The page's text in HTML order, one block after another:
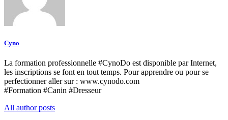
Cyno
La formation professionnelle #CynoDo est disponible par Internet,
les inscriptions se font en tout temps. Pour apprendre ou pour se
perfectionner aller sur : www.cynodo.com
#Formation #Canin #Dresseur
All author posts